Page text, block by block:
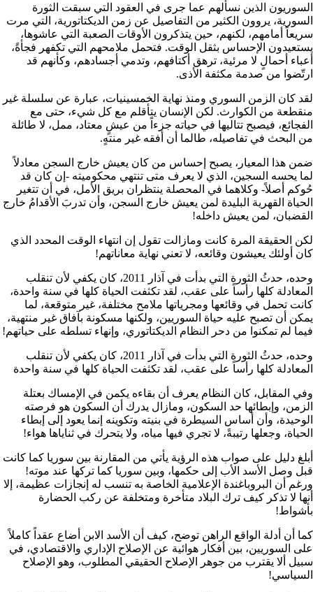
السوريون الذين نسألهم عما جرى في العقود التي سبقت الثورة
السورية، يروون الكثير من التفاصيل عن زمن الديكتاتورية، التي مرت
سريعاً أمامهم، لكنهم، حين يتذكرون الأوقات الصعبة التي عاشوها،
يستعيدون الإحساس بثقل الوقت. فتحمل ملامحهم التي تكفهر فجأةً،
أعباء أحمالٍ لا مرئية، ترهق أكتافهم، وتدمي أجسادهم، وكأنهم قد
ارتّضوا من صدمة مكثفة الأذى.
لقد كان الزمن السوري ومنذ نهاية الخمسينيات، عبارة عن سلسلة غير
منقطعة من الكوارث. لكن الإنسان يتأقلم مع كل شيء، حتى مع
الفجائع، فيصبح تتاليها في حياته جزءاً من عيشٍ معتاد، ممل، لا طائلة
من البحث في تفاصيله، طالما أن أفقه غير منتهٍ.
ضمن هذا المعيار، يصبح إحساس من كان يعيش خارج السجن معادلاً
لما يحسه السجين، الذي لا يعرف متى تنتهي محكوميته -إن كان قد
حُوكم أصلاً- وكلاهما في المحصلة ينتظران بريق الأمل، في أن تتغير
الحياة القهرية البليدة لمن يعيش خارج السجن، وأن تدربَ الأقدامُ خارج
القضبان، لمن يعيش داخله!
لكن الحقيقة المرة كانت ومازالت تقول إن انتهاء الوقت المحدد الذي
كان أولئك يعيشون وقائعه، لا تعني نهاية معاناتهم!
وحده، حدثُ الثورة التي بدأت في آذار 2011، كان يكفي لأن تنقلب
المعادلة كلها رأساً على عقب، لقد تكثفت الحياة كلها في سنة واحدة،
كانت تحمل في وقائعها ومجرياتها ملامح مختلفة، غير متوقعة، لما
يمكن أن تصبح عليه حياة السوريين، ولكنها مسكونة بآفاق غير منتهية،
فيما لم تمكنوا من دحر النظام الديكتاتوري، وإنهاء تسلطه على حياتهم!
وحده، حدثُ الثورة التي بدأت في آذار 2011، كان يكفي لأن تنقلب
المعادلة كلها رأساً على عقب، لقد تكثفت الحياة كلها في سنة واحدة
وفي المقابل، كان النظام يعرف أن بقاءه يكمن في الإمساك بعتلة
الزمن، وإبطائها حد السكون، ومازال يدرك أن السكون هو فرصته
الوحيدة، وأن أساس السيطرة في بنيته وتكوينه إنما يعود إلى إبطاء
الحياة، وجعلها رتيبةً، لا تجري فيها مياه، ولا يتحرك في ثناياها هواء!
أبلغ دليل على صواب هذه الرؤية يأتي من المقارنة بين سوريا كما كانت
قبل وصل الأسد الأب إلى حكمها، وبين سوريا كما تركها عند موته!
ورغم أن البروباغندة الإعلامية الخاصة به تنسب له إنجازات عظيمة، إلا
أنها لا تذكر كيف ترك البلاد متأخرة ومتخلفة عن ركب الحضارة
بأشواط!
كما أن أدلة الواقع الراهن توضح، كيف أن الأسد الابن أضاع عقداً كاملاً
على السوريين، بين أفكار هوائية عن الإصلاح الإداري والاقتصادي، في
سبيل ألا يقترب من جوهر الإصلاح الحقيقي المطلوب، وهو الإصلاح
السياسي!